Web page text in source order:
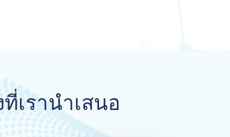
ที่เรานำเสนอ